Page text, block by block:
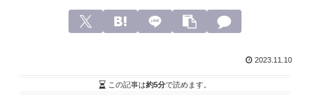
2023.11.10
この記事は約5分で読めます。